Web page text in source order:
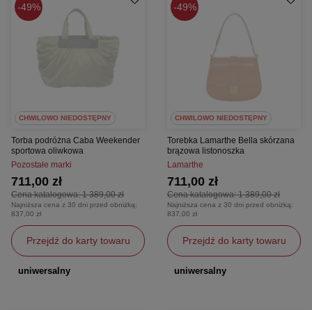
49%
CHWILOWO NIEDOSTĘPNY
Torba podróżna Caba Weekender
sportowa oliwkowa
Pozostałe marki
Cena katalogowa:1 389,00 zł
711,00 zł
Najniższa cena z 30 dni przed obniżką:
837,00 zł
Przejdź do karty towaru
uniwersalny
49%
CHWILOWO NIEDOSTĘPNY
Torebka Lamarthe Bella skórzana
brązowa listonoszka
Lamarthe
Cena katalogowa:1 389,00 zł
711,00 zł
Najniższa cena z 30 dni przed obniżką:
837,00 zł
Przejdź do karty towaru
uniwersalny